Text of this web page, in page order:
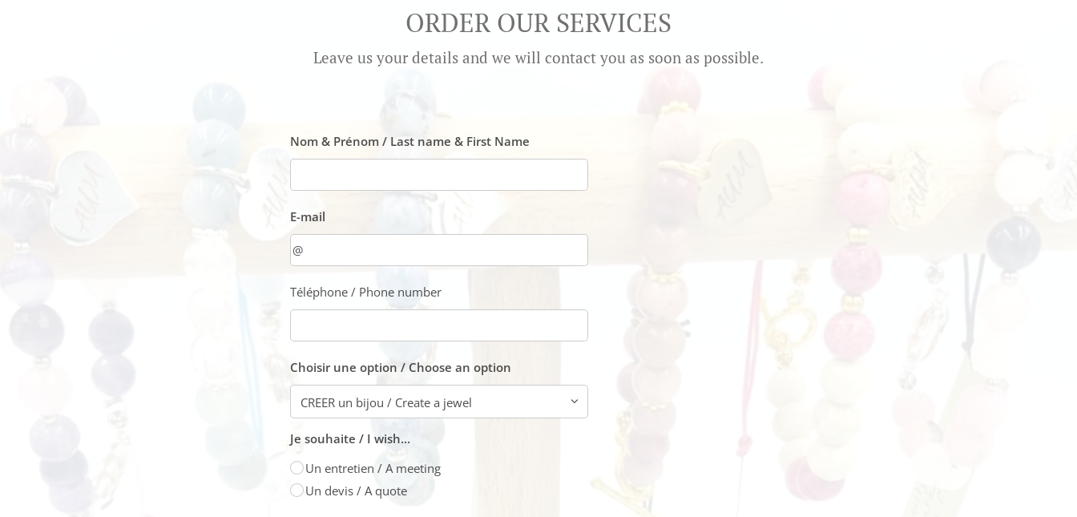
ORDER OUR SERVICES
Leave us your details and we will contact you as soon as possible.
Nom & Prénom / Last name & First Name
E-mail
Téléphone / Phone number
Choisir une option / Choose an option
Je souhaite / I wish...
Un entretien / A meeting
Un devis / A quote